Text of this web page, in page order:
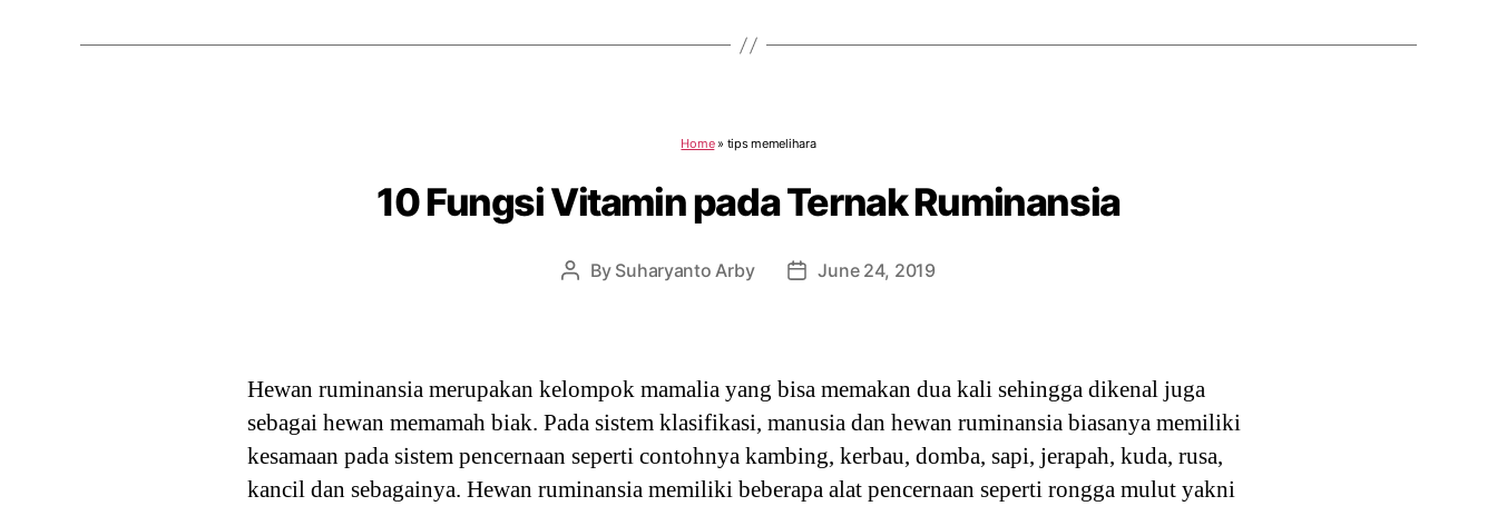
Home» tips memelihara
10 Fungsi Vitamin pada Ternak Ruminansia
Post
By Suharyanto Arby
PostJune 24, 2019
Hewan ruminansia merupakan kelompok mamalia yang bisa memakan dua kali sehingga dikenal juga
sebagai hewan memamah biak. Pada sistem klasifikasi, manusia dan hewan ruminansia biasanya memiliki
kesamaan pada sistem pencernaan seperti contohnya kambing, kerbau, domba, sapi, jerapah, kuda, rusa,
kancil dan sebagainya. Hewan ruminansia memiliki beberapa alat pencernaan seperti rongga mulut yakni